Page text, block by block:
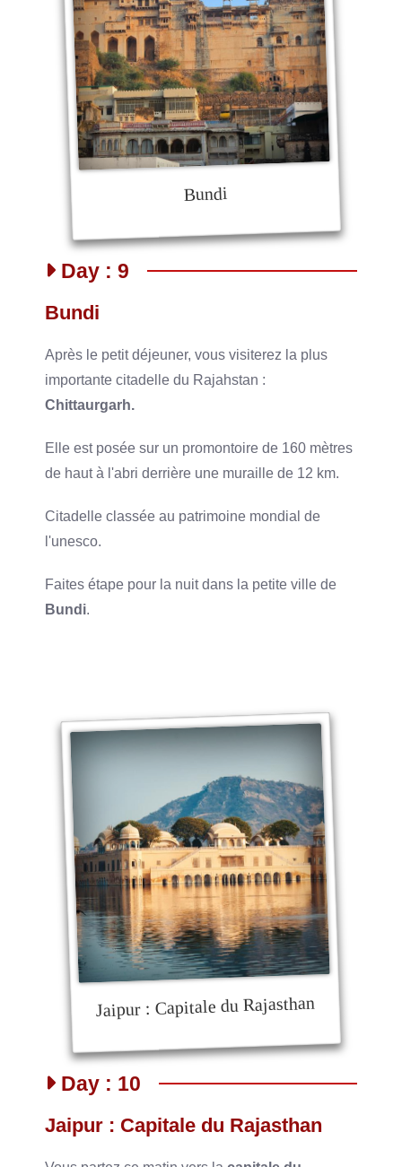
Bundi
Day : 9
Bundi
Après le petit déjeuner, vous visiterez la plus
importante citadelle du Rajahstan :
Chittaurgarh.
Elle est posée sur un promontoire de 160 mètres
de haut à l'abri derrière une muraille de 12 km.
Citadelle classée au patrimoine mondial de
l'unesco.
Faites étape pour la nuit dans la petite ville de
Bundi.
Jaipur : Capitale du Rajasthan
Day : 10
Jaipur : Capitale du Rajasthan